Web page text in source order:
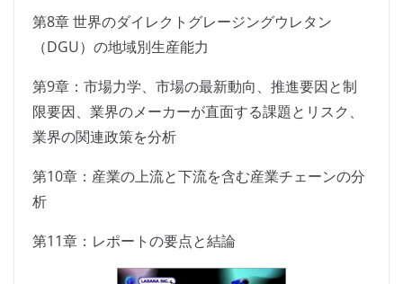
第8章 世界のダイレクトグレージングウレタン
（DGU）の地域別生産能力
第9章：市場力学、市場の最新動向、推進要因と制
限要因、業界のメーカーが直面する課題とリスク、
業界の関連政策を分析
第10章：産業の上流と下流を含む産業チェーンの分
析
第11章：レポートの要点と結論